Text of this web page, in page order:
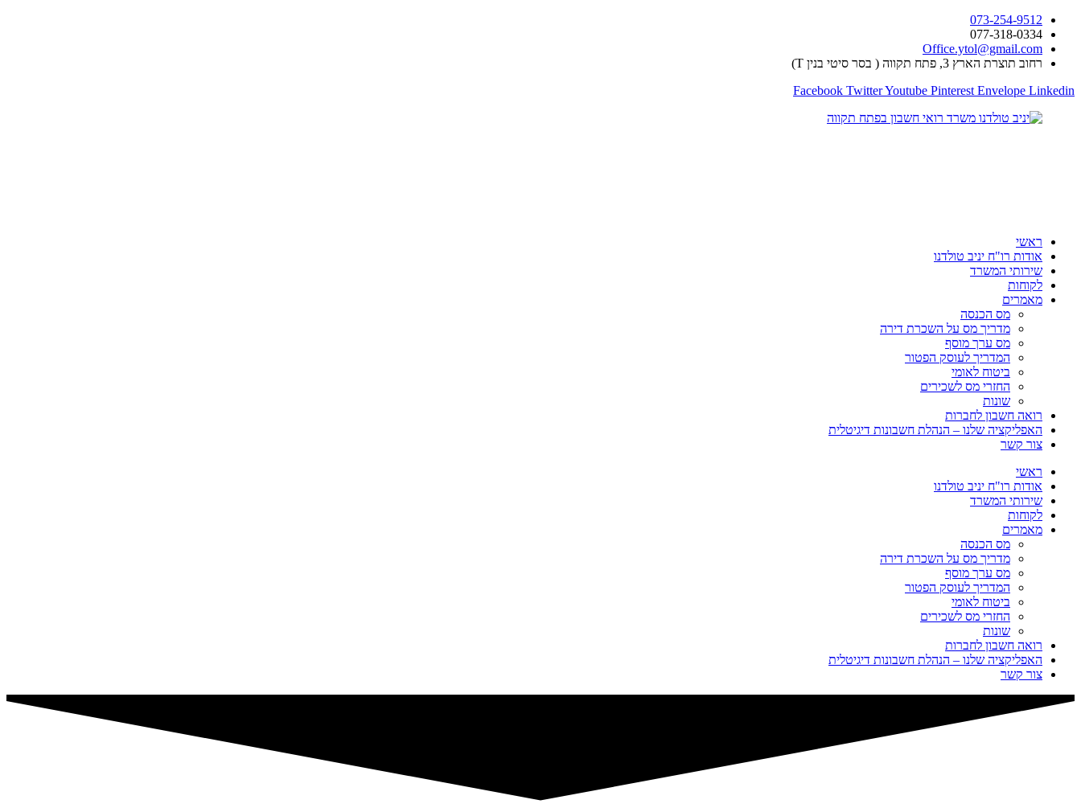
לתוכן
073-254-9512
077-318-0334
Office.ytol@gmail.com
רחוב תוצרת הארץ 3, פתח תקווה ( בסר סיטי בנין T)
Facebook TwitterYoutube Pinterest Envelope Linkedin
ראשי
אודות רו"ח יניב טולדנו
שירותי המשרד
לקוחות
מאמרים
מס הכנסה
מדריך מס על השכרת דירה
מס ערך מוסף
המדריך לעוסק הפטור
ביטוח לאומי
החזרי מס לשכירים
שונות
רואה חשבון לחברות
האפליקציה שלנו – הנהלת חשבונות דיגיטלית
צור קשר
ראשי
אודות רו"ח יניב טולדנו
שירותי המשרד
לקוחות
מאמרים
מס הכנסה
מדריך מס על השכרת דירה
מס ערך מוסף
המדריך לעוסק הפטור
ביטוח לאומי
החזרי מס לשכירים
שונות
רואה חשבון לחברות
האפליקציה שלנו – הנהלת חשבונות דיגיטלית
צור קשר